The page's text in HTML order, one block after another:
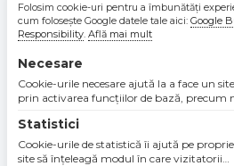
© 2026 Bebe Nou
Toate preturile sunt exprimate in
sunt valabile in limita stocului
Folosim cookie-uri pentru a îmbunătăți
cum folosește Google datele tale aici: Google
Responsibility. Află mai mult
Necesare
Cookie-urile necesare ajută la a face un
prin activarea funcţiilor de bază, precum
Site-ul nu poate funcţiona corespunzător
cookie-uri.
Statistici
Cookie-urile de statistică îi ajută pe
site să înţeleagă modul în care vizitatorii